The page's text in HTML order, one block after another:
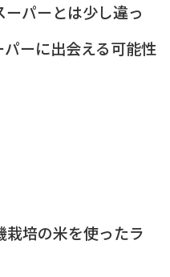
パーとは少し違っ
ーに出会える可能性
栽培の米を使ったラ